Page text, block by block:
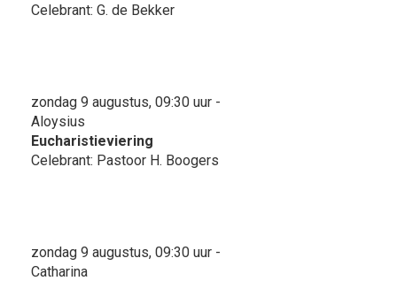
Celebrant: G. de Bekker
zondag 9 augustus, 09:30 uur -
Aloysius
Eucharistieviering
Celebrant: Pastoor H. Boogers
zondag 9 augustus, 09:30 uur -
Catharina